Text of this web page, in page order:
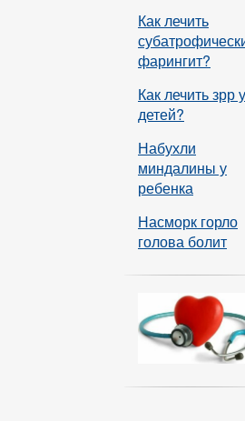
Как лечить
фарингит?
Как лечить зрр у
детей?
Набухли
миндалины у
ребенка
Насморк горло
голова болит